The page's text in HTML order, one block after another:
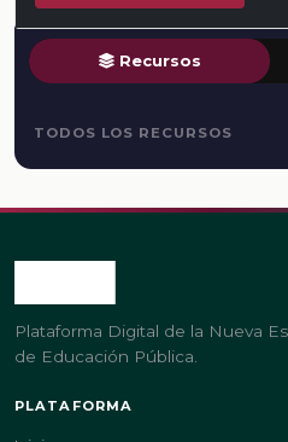
Recursos
TODOS LOS RECURSOS
Plataforma Digital de la Nueva
de Educación Pública.
PLATAFORMA